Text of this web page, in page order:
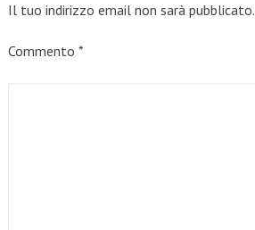
Il tuo indirizzo email non sarà pubblicato.
Commento *